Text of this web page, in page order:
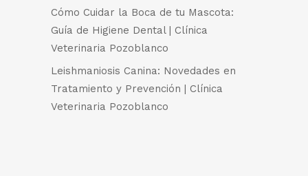
Cómo Cuidar la Boca de tu Mascota:
Guía de Higiene Dental | Clínica
Veterinaria Pozoblanco
Leishmaniosis Canina: Novedades en
Tratamiento y Prevención | Clínica
Veterinaria Pozoblanco